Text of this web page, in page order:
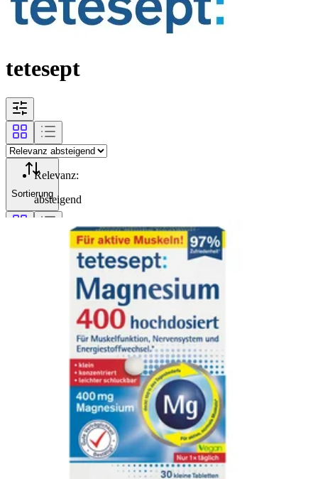
tetesept
Sortierung
Relevanz:
absteigend